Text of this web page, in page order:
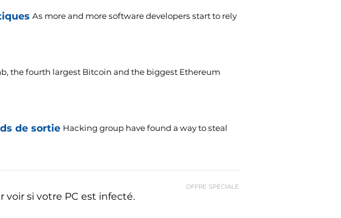
As more and more software developers start to rely
the fourth largest Bitcoin and the biggest Ethereum
de sortie Hacking group have found a way to steal
OFFRE SPÉCIALE
si votre PC est infecté.